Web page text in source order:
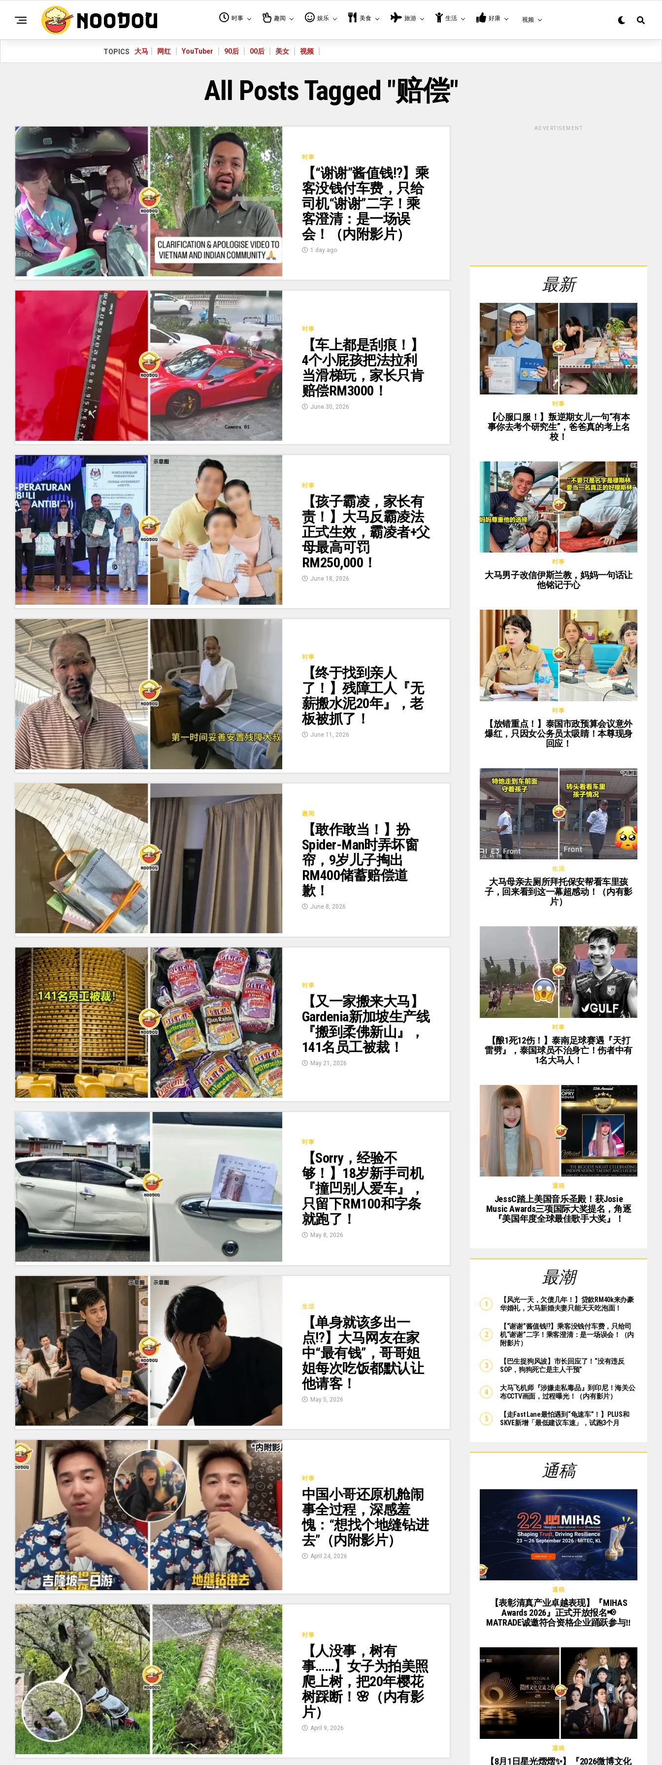
时事 趣闻 娱乐 美食 旅游 生活 好康 视频
TOPICS 大马 网红 YouTuber 90后 00后 美女 视频
All Posts Tagged "赔偿"
时事
【“谢谢”酱值钱⁉️】乘
客没钱付车费，只给
司机“谢谢”二字！乘
客澄清：是一场误
会！（内附影片）
1 day ago
时事
【车上都是刮痕！】
4个小屁孩把法拉利
当滑梯玩，家长只肯
赔偿RM3000！
June 30, 2026
时事
【孩子霸凌，家长有
责！】大马反霸凌法
正式生效，霸凌者+父
母最高可罚
RM250,000！
June 18, 2026
时事
【终于找到亲人
了！】残障工人『无
薪搬水泥20年』，老
板被抓了！
June 11, 2026
趣闻
【敢作敢当！】扮
Spider-Man时弄坏窗
帘，9岁儿子掏出
RM400储蓄赔偿道
歉！
June 8, 2026
时事
【又一家搬来大马】
Gardenia新加坡生产线
『搬到柔佛新山』，
141名员工被裁！
May 21, 2026
时事
【Sorry，经验不
够！】18岁新手司机
『撞凹别人爱车』，
只留下RM100和字条
就跑了！
May 8, 2026
生活
【单身就该多出一
点⁉️】大马网友在家
中“最有钱”，哥哥姐
姐每次吃饭都默认让
他请客！
May 5, 2026
时事
中国小哥还原机舱闹
事全过程，深感羞
愧：“想找个地缝钻进
去”（内附影片）
April 24, 2026
时事
【人没事，树有
事……】女子为拍美照
爬上树，把20年樱花
树踩断！🌸（内有影
片）
April 9, 2026
ADVERTISEMENT
最新
时事
【心服口服！】叛逆期女儿一句“有本
事你去考个研究生”，爸爸真的考上名
校！
时事
大马男子改信伊斯兰教，妈妈一句话让
他铭记于心
时事
【放错重点！】泰国市政预算会议意外
爆红，只因女公务员太吸睛！本尊现身
回应！
生活
大马母亲去厕所拜托保安帮看车里孩
子，回来看到这一幕超感动！（内有影
片）
时事
【酿1死12伤！】泰南足球赛遇『天打
雷劈』，泰国球员不治身亡！伤者中有
1名大马人！
通稿
JessC踏上美国音乐圣殿！获Josie
Music Awards三项国际大奖提名，角逐
『美国年度全球最佳歌手大奖』！
最潮
【风光一天，欠债几年！】贷款RM40k来办豪
华婚礼，大马新婚夫妻只能天天吃泡面！
【“谢谢”酱值钱⁉️】乘客没钱付车费，只给司
机“谢谢”二字！乘客澄清：是一场误会！（内
附影片）
【巴生捉狗风波】市长回应了！“没有违反
SOP，狗狗死亡是主人干预”
大马飞机师『涉嫌走私毒品』到印尼！海关公
布CCTV画面，过程曝光！（内有影片）
【走Fast Lane最怕遇到“龟速车”！】PLUS和
SKVE新增「最低建议车速」，试跑3个月
通稿
通稿
【表彰清真产业卓越表现】『MIHAS
Awards 2026』正式开放报名📢
MATRADE诚邀符合资格企业踊跃参与‼️
通稿
【8月1日星光熠熠✨】『2026微博文化